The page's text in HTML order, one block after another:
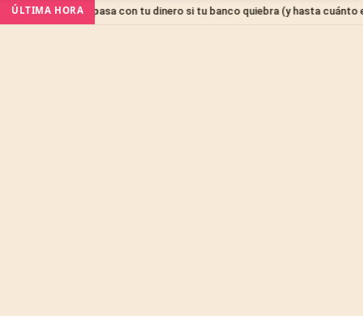
ÚLTIMA HORA
IPAB: qué pasa con tu dinero si tu banco quiebra (y hasta cuánto está